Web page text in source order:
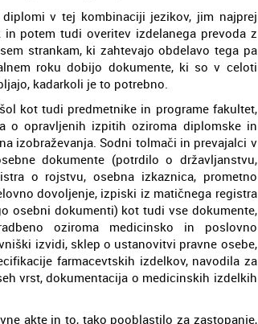
v tej kombinaciji jezikov, jim najprej
potem tudi overitev izdelanega prevoda z
strankam, ki zahtevajo obdelavo tega pa
roku dobijo dokumente, ki so v celoti
kadarkoli je to potrebno.
kot tudi predmetnike in programe fakultet,
o opravljenih izpitih oziroma diplomske in
izobraževanja. Sodni tolmači in prevajalci v
dokumente (potrdilo o državljanstvu,
o rojstvu, osebna izkaznica, prometno
dovoljenje, izpiski iz matičnega registra
osebni dokumenti) kot tudi vse dokumente,
oziroma medicinsko in poslovno
izvidi, sklep o ustanovitvi pravne osebe,
farmacevtskih izdelkov, navodila za
vrst, dokumentacija o medicinskih izdelkih
akte in to, tako pooblastilo za zastopanje,